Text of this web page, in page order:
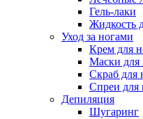
Гель-лаки
Жидкость
Уход за ногами
Крем для
Маски для
Скраб для
Спреи для
Депиляция
Шугаринг